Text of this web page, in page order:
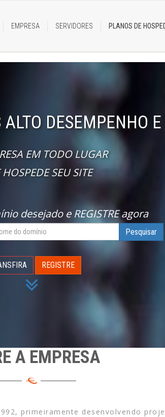
EMPRESA SERVIDORES PLANOS DE
ALTO DESEMPENHO
EM TODO LUGAR
HOSPEDE SEU SITE
desejado e REGISTRE agora
Pesquisar
REGISTRE
A EMPRESA
primeiramente desenvolvendo